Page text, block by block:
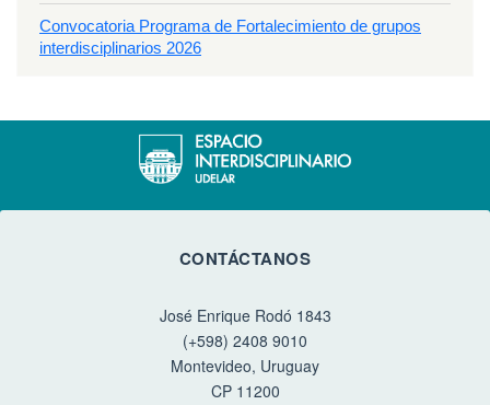
Convocatoria Programa de Fortalecimiento de grupos
interdisciplinarios 2026
CONTÁCTANOS
José Enrique Rodó 1843
(+598) 2408 9010
Montevideo, Uruguay
CP 11200